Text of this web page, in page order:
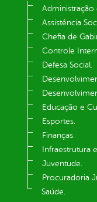
Administração
Assistência
Chefia de
Controle
Defesa Social.
Educação e
Esportes.
Finanças.
Infraestrutura
Juventude.
Procuradoria
Saúde.